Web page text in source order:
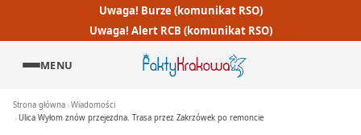
Uwaga! Burze (komunikat RSO)
Uwaga! Alert RCB (komunikat RSO)
MENU
Strona główna Wiadomości
Ulica Wyłom znów przejezdna. Trasa przez Zakrzówek po remoncie